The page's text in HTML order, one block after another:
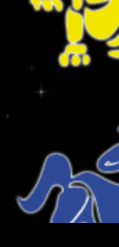
Cuota